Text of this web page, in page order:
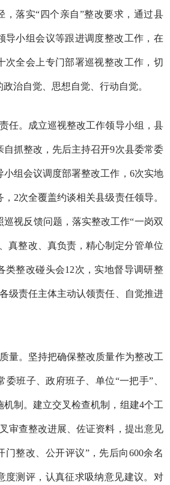
，落实“四个亲自”整改要求，通过县
导小组会议等跟进调度整改工作，在
次全会上专门部署巡视整改工作，切
治自觉、思想自觉、行动自觉。
任。成立巡视整改工作领导小组，县
自抓整改，先后主持召开9次县委常委
小组会议调度部署整改工作，6次实地
2次全覆盖约谈相关县级责任领导。
视反馈问题，落实整改工作“一岗双
真整改、真负责，精心制定分管单位
类整改碰头会12次，实地督导调研整
级责任主体主动认领责任、自觉推进
量。坚持把确保整改质量作为整改工
班子、政府班子、单位“一把手”、
制。建立交叉检查机制，组建4个工
审查整改进展、佐证资料，提出意见
门整改、公开评议”，先后向600余名
度测评，认真征求吸纳意见建议。对